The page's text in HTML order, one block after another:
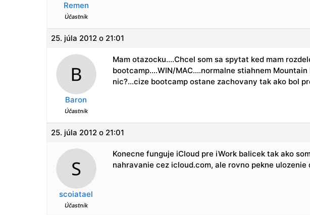
Remen
Účastník
25. júla 2012 o 21:01
Baron
Účastník
Mam otazocku….Chcel som sa spytat ked mam
bootcamp….WIN/MAC….normalne stiahnem
nic?…cize bootcamp ostane zachovany tak ako bol
25. júla 2012 o 21:01
scoiatael
Účastník
Konecne funguje iCloud pre iWork balicek tak ako
nahravanie cez icloud.com, ale rovno pekne ulozenie